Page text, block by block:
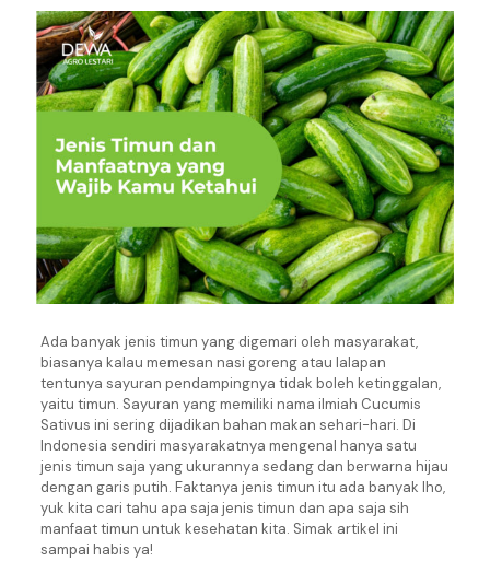
Ada banyak jenis timun yang digemari oleh masyarakat,
biasanya kalau memesan nasi goreng atau lalapan
tentunya sayuran pendampingnya tidak boleh ketinggalan,
yaitu timun. Sayuran yang memiliki nama ilmiah Cucumis
Sativus ini sering dijadikan bahan makan sehari-hari. Di
Indonesia sendiri masyarakatnya mengenal hanya satu
jenis timun saja yang ukurannya sedang dan berwarna hijau
dengan garis putih. Faktanya jenis timun itu ada banyak lho,
yuk kita cari tahu apa saja jenis timun dan apa saja sih
manfaat timun untuk kesehatan kita. Simak artikel ini
sampai habis ya!